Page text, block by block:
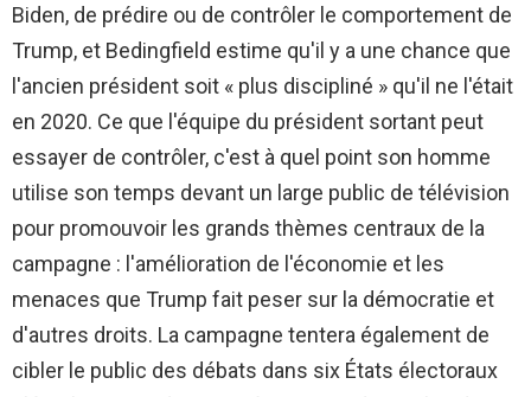
Biden, de prédire ou de contrôler le comportement de
Trump, et Bedingfield estime qu'il y a une chance que
l'ancien président soit « plus discipliné » qu'il ne l'était
en 2020. Ce que l'équipe du président sortant peut
essayer de contrôler, c'est à quel point son homme
utilise son temps devant un large public de télévision
pour promouvoir les grands thèmes centraux de la
campagne : l'amélioration de l'économie et les
menaces que Trump fait peser sur la démocratie et
d'autres droits. La campagne tentera également de
cibler le public des débats dans six États électoraux